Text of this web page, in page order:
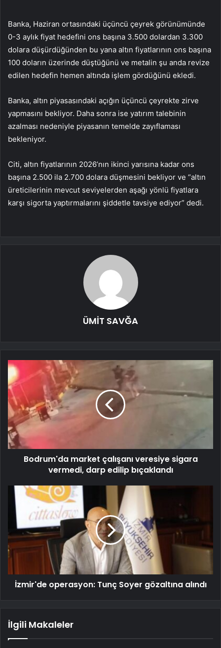
Banka, Haziran ortasındaki üçüncü çeyrek görünümünde
0-3 aylık fiyat hedefini ons başına 3.500 dolardan 3.300
dolara düşürdüğünden bu yana altın fiyatlarının ons başına
100 doların üzerinde düştüğünü ve metalin şu anda revize
edilen hedefin hemen altında işlem gördüğünü ekledi.
Banka, altın piyasasındaki açığın üçüncü çeyrekte zirve
yapmasını bekliyor. Daha sonra ise yatırım talebinin
azalması nedeniyle piyasanın temelde zayıflaması
bekleniyor.
Citi, altın fiyatlarının 2026’nın ikinci yarısına kadar ons
başına 2.500 ila 2.700 dolara düşmesini bekliyor ve “altın
üreticilerinin mevcut seviyelerden aşağı yönlü fiyatlara
karşı sigorta yaptırmalarını şiddetle tavsiye ediyor” dedi.
ÜMİT SAVĞA
Bodrum'da market çalışanı veresiye sigara
vermedi, darp edilip bıçaklandı
İzmir'de operasyon: Tunç Soyer gözaltına alındı
İlgili Makaleler